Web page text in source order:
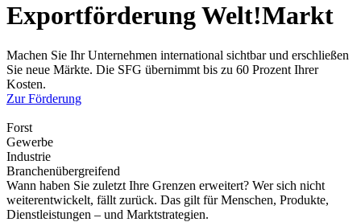
Exportförderung Welt!Markt
Machen Sie Ihr Unternehmen international sichtbar und erschließen
Sie neue Märkte. Die SFG übernimmt bis zu 60 Prozent Ihrer
Kosten.
Zur Förderung
Forst
Gewerbe
Industrie
Branchenübergreifend
Wann haben Sie zuletzt Ihre Grenzen erweitert? Wer sich nicht
weiterentwickelt, fällt zurück. Das gilt für Menschen, Produkte,
Dienstleistungen – und Marktstrategien.